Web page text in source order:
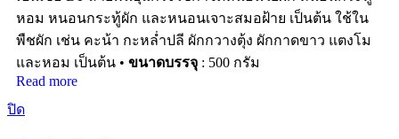
หอม หนอนกระทู้ผัก และหนอนเจาะสมอฝ้าย เป็นต้น ใช้ใน
พืชผัก เช่น คะน้า กะหล่ำปลี ผักกวางตุ้ง ผักกาดขาว แตงโม
และหอม เป็นต้น • ขนาดบรรจุ : 500 กรัม
Read more
ปิด